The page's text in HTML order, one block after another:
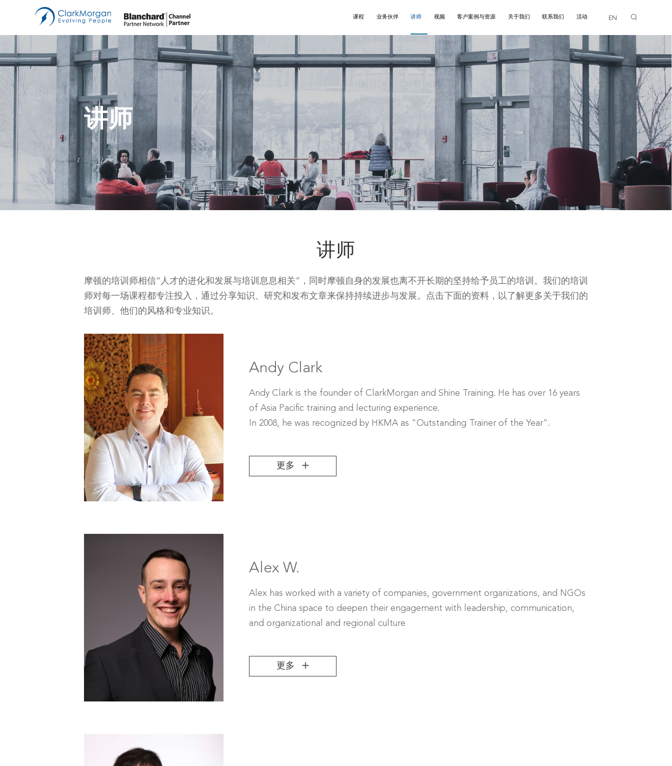
EN
课程
管理 领导力
教练式辅导
团队建设
讲师培训 Webinars
E-learning
业务伙伴
Blanchard Wallbreakers®
B❒X®
讲师
双语讲师 英文讲师
中文讲师
视频 客户案例与资源 关于我们
画廊
联系我们 活动
讲师
讲师
摩顿的培训师相信“人才的进化和发展与培训息息相关”，同时摩顿自身的发展也离不开长期的坚持给予员工的培训。我们的培训
师对每一场课程都专注投入，通过分享知识、研究和发布文章来保持持续进步与发展。点击下面的资料，以了解更多关于我们的
培训师、他们的风格和专业知识。
Andy Clark
Andy Clark is the founder of ClarkMorgan and Shine Training. He has over 16 years
of Asia Pacific training and lecturing experience.
In 2008, he was recognized by HKMA as "Outstanding Trainer of the Year".
更多
Alex W.
Alex has worked with a variety of companies, government organizations, and NGOs
in the China space to deepen their engagement with leadership, communication,
and organizational and regional culture
更多